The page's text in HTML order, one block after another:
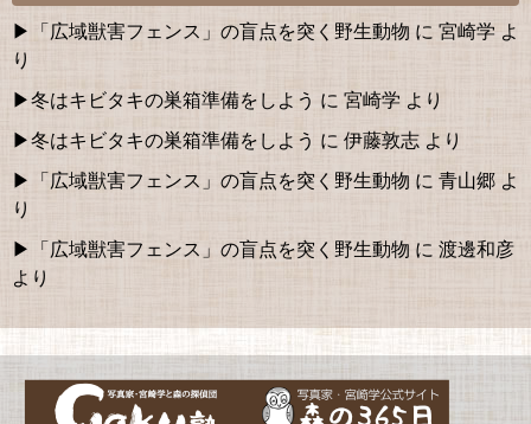
「広域獣害フェンス」の盲点を突く野生動物 に 宮崎学 よ
り
冬はキビタキの巣箱準備をしよう に 宮崎学 より
冬はキビタキの巣箱準備をしよう に 伊藤敦志 より
「広域獣害フェンス」の盲点を突く野生動物 に 青山郷 よ
り
「広域獣害フェンス」の盲点を突く野生動物 に 渡邊和彦
より